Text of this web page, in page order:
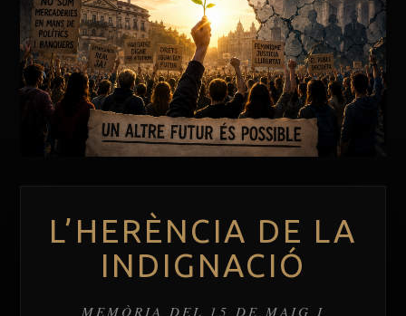
L’HERÈNCIA DE LA
INDIGNACIÓ
MEMÒRIA DEL 15 DE MAIG I